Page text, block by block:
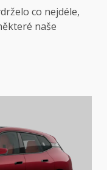
co nejdéle,
naše